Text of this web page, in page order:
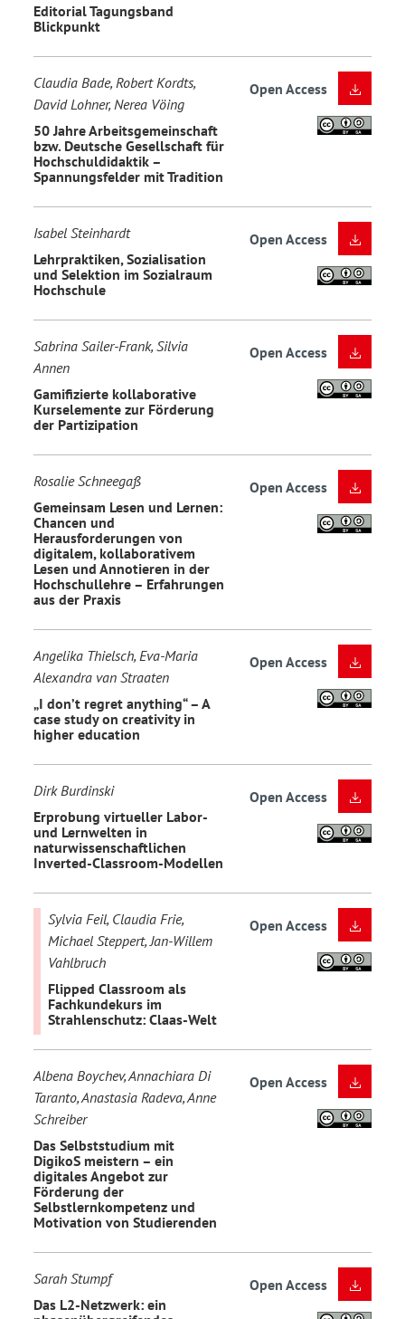
Editorial Tagungsband
Blickpunkt
Claudia Bade, Robert Kordts,
David Lohner, Nerea Vöing
50 Jahre Arbeitsgemeinschaft
bzw. Deutsche Gesellschaft für
Hochschuldidaktik –
Spannungsfelder mit Tradition
Open Access
Isabel Steinhardt
Lehrpraktiken, Sozialisation
und Selektion im Sozialraum
Hochschule
Open Access
Sabrina Sailer-Frank, Silvia
Annen
Gamifizierte kollaborative
Kurselemente zur Förderung
der Partizipation
Open Access
Rosalie Schneegaß
Gemeinsam Lesen und Lernen:
Chancen und
Herausforderungen von
digitalem, kollaborativem
Lesen und Annotieren in der
Hochschullehre – Erfahrungen
aus der Praxis
Open Access
Angelika Thielsch, Eva-Maria
Alexandra van Straaten
„I don’t regret anything“ – A
case study on creativity in
higher education
Open Access
Dirk Burdinski
Erprobung virtueller Labor-
und Lernwelten in
naturwissenschaftlichen
Inverted-Classroom-Modellen
Open Access
Sylvia Feil, Claudia Frie,
Michael Steppert, Jan-Willem
Vahlbruch
Flipped Classroom als
Fachkundekurs im
Strahlenschutz: Claas-Welt
Open Access
Albena Boychev, Annachiara Di
Taranto, Anastasia Radeva, Anne
Schreiber
Das Selbststudium mit
DigikoS meistern – ein
digitales Angebot zur
Förderung der
Selbstlernkompetenz und
Motivation von Studierenden
Open Access
Sarah Stumpf
Das L2-Netzwerk: ein
Open Access